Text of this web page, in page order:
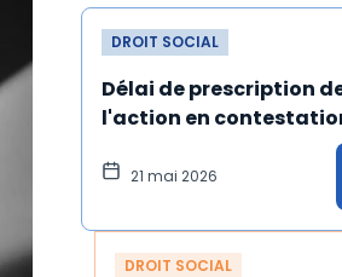
DROIT SOCIAL
Délai de prescription
l'action en
licenciement fondée
harcèlement moral :
21 mai 2026
DROIT SOCIAL